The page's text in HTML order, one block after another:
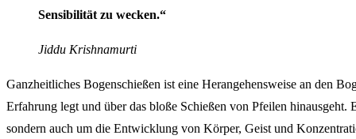
Sensibilität zu wecken.“
Jiddu Krishnamurti
Ganzheitliches Bogenschießen ist eine Herangehensweise an den
Erfahrung legt und über das bloße Schießen von Pfeilen
sondern auch um die Entwicklung von Körper, Geist und